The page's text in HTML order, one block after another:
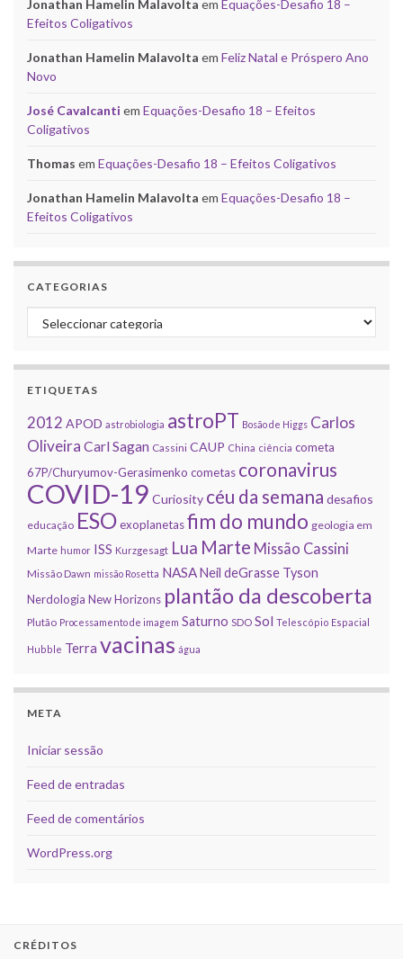
Jonathan Hamelin Malavolta em Equações-Desafio 18 –
Efeitos Coligativos
Jonathan Hamelin Malavolta em Feliz Natal e Próspero Ano
Novo
José Cavalcanti em Equações-Desafio 18 – Efeitos
Coligativos
Thomas em Equações-Desafio 18 – Efeitos Coligativos
Jonathan Hamelin Malavolta em Equações-Desafio 18 –
Efeitos Coligativos
CATEGORIAS
Categorias
ETIQUETAS
2012 APOD astrobiologia astroPT Bosão de Higgs Carlos
Oliveira Carl Sagan Cassini CAUP China ciência cometa
67P/Churyumov-Gerasimenko cometas coronavirus
COVID-19 Curiosity céu da semana desafios
educação ESOexoplanetasfim do mundo geologia em
Marte humor ISS Kurzgesagt Lua Marte Missão Cassini
Missão Dawn missão Rosetta NASANeil deGrasse Tyson
Nerdologia New Horizons plantão da descoberta
Plutão Processamento de imagem Saturno SDO Sol Telescópio Espacial
Hubble Terra vacinas água
META
Iniciar sessão
Feed de entradas
Feed de comentários
WordPress.org
CRÉDITOS